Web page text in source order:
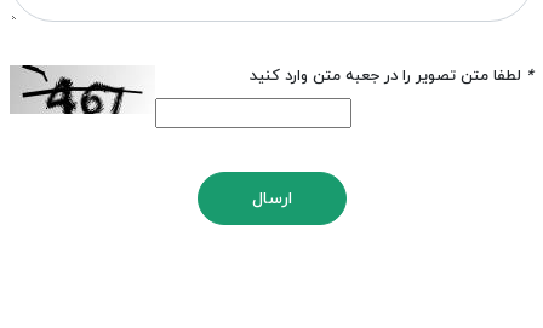
* لطفا متن تصویر را در جعبه متن وارد کنید
ارسال